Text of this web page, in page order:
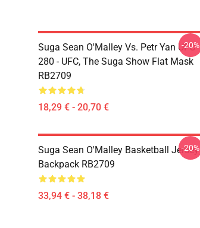
Suga Sean O'Malley Vs. Petr Yan UFC
280 - UFC, The Suga Show Flat Mask
RB2709
18,29 € - 20,70 €
-20%
Suga Sean O'Malley Basketball Jersey
Backpack RB2709
33,94 € - 38,18 €
-20%